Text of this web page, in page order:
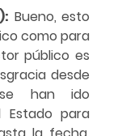
Bueno, esto
como para
público es
desde
han ido
Estado para